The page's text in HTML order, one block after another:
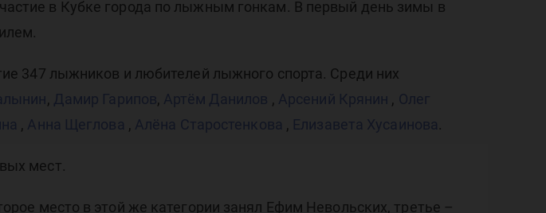
в Кубке города по лыжным гонкам. В первый день зимы в
347 лыжников и любителей лыжного спорта. Среди них
, Дамир Гарипов, Артём Данилов , Арсений Крянин , Олег
, Анна Щеглова , Алёна Старостенкова , Елизавета Хусаинова.
мест.
место в этой же категории занял Ефим Невольских, третье –